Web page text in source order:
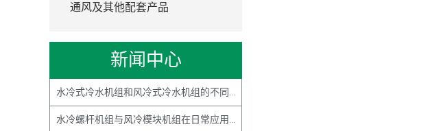
通风及其他配套产品
新闻中心